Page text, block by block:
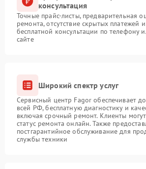
консультация
Точные прайс-листы, предварительная
ремонта, отсутствие скрытых платежей
бесплатной консультации по телефону
сайте
Широкий спектр услуг
Сервисный центр Fagor обеспечивает
всей РФ, бесплатную диагностику и
включая срочный ремонт. Клиенты
статус ремонта онлайн. Также
постгарантийное обслуживание для
службы техники